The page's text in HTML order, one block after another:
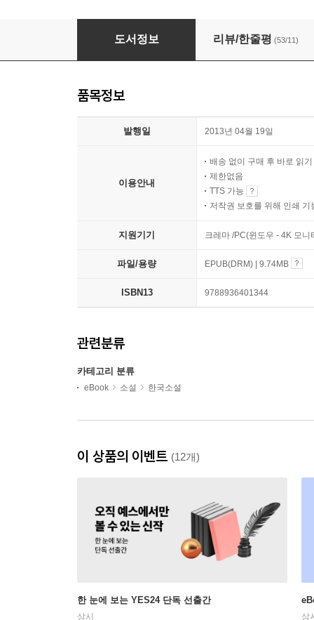
오래된 정원
도서정보 리뷰/한줄평 (53/11)
품목정보
발행일 2013년 04월 19일
이용안내
배송 없이 구매 후 바로 읽기
제한없음
TTS 가능
저작권 보호를 위해 인쇄 기
지원기기 크레마 /PC(윈도우 - 4K 모
파일/용량 EPUB(DRM) | 9.74MB
ISBN13 9788936401344
관련분류
카테고리 분류
eBook 소설 한국소설
이 상품의 이벤트 (12개)
한 눈에 보는 YES24 단독 선출간
상시 상